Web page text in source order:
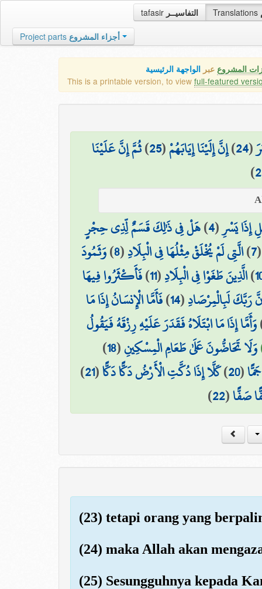
tafasir التفاسيــر Translations
Project parts أجزاء المشروع
المشروع عبر الواجهة الرئيسية
This is a printable version, to view full-featured
(
24
)إِنَّ إِلَيْنَا إِيَابَهُمْ(
25
)ثُمَّ إِنَّ عَلَيْنَا
)
إِذَا يَسْرِ(
4
)هَلْ فِي ذَٰلِكَ قَسَمٌ لِّذِي حِجْرٍ
7
)الَّتِي لَمْ يُخْلَقْ مِثْلُهَا فِي الْبِلَادِ(
8
)وَثَمُودَ
)الَّذِينَ طَغَوْا فِي الْبِلَادِ(
11
)فَأَكْثَرُوا فِيهَا
رَبَّكَ لَبِالْمِرْصَادِ(
14
)فَأَمَّا الْإِنسَانُ إِذَا مَا
وَأَمَّا إِذَا مَا ابْتَلَاهُ فَقَدَرَ عَلَيْهِ رِزْقَهُ فَيَقُولُ
وَلَا تَحَاضُّونَ عَلَىٰ طَعَامِ الْمِسْكِينِ(
18
)
(
20
)كَلَّا إِذَا دُكَّتِ الْأَرْضُ دَكًّا دَكًّا(
21
)
صَفًّا(
22
)
(23) tetapi orang yang
(24) maka Allah akan
(25) Sesungguhnya kepada